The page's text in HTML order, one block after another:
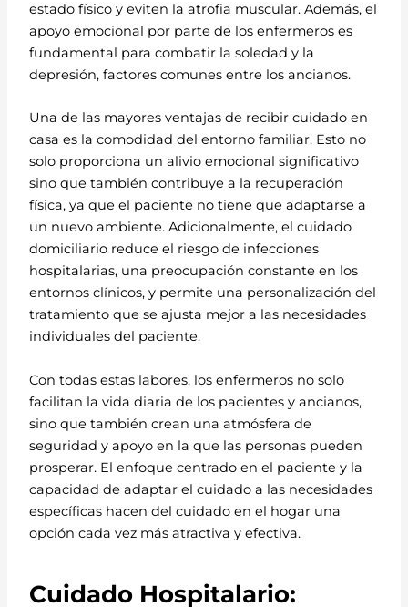
estado físico y eviten la atrofia muscular. Además, el
apoyo emocional por parte de los enfermeros es
fundamental para combatir la soledad y la
depresión, factores comunes entre los ancianos.
Una de las mayores ventajas de recibir cuidado en
casa es la comodidad del entorno familiar. Esto no
solo proporciona un alivio emocional significativo
sino que también contribuye a la recuperación
física, ya que el paciente no tiene que adaptarse a
un nuevo ambiente. Adicionalmente, el cuidado
domiciliario reduce el riesgo de infecciones
hospitalarias, una preocupación constante en los
entornos clínicos, y permite una personalización del
tratamiento que se ajusta mejor a las necesidades
individuales del paciente.
Con todas estas labores, los enfermeros no solo
facilitan la vida diaria de los pacientes y ancianos,
sino que también crean una atmósfera de
seguridad y apoyo en la que las personas pueden
prosperar. El enfoque centrado en el paciente y la
capacidad de adaptar el cuidado a las necesidades
específicas hacen del cuidado en el hogar una
opción cada vez más atractiva y efectiva.
Cuidado Hospitalario: